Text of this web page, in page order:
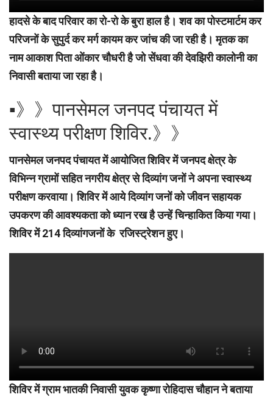
हादसे के बाद परिवार का रो-रो के बुरा हाल है। शव का पोस्टमार्टम कर
परिजनों के सुपुर्द कर मर्ग कायम कर जांच की जा रही है। मृतक का
नाम आकाश पिता ओंकार चौधरी है जो सेंधवा की देवझिरी कालोनी का
निवासी बताया जा रहा है।
▪︎》》पानसेमल जनपद पंचायत में
स्वास्थ्य परीक्षण शिविर.》》
पानसेमल जनपद पंचायत में आयोजित शिविर में जनपद क्षेत्र के
विभिन्न ग्रामों सहित नगरीय क्षेत्र से दिव्यांग जनों ने अपना स्वास्थ्य
परीक्षण करवाया। शिविर में आये दिव्यांग जनों को जीवन सहायक
उपकरण की आवश्यकता को ध्यान रख है उन्हें चिन्हाकित किया गया।
शिविर में 214 दिव्यांगजनों के रजिस्ट्रेशन हुए।
शिविर में ग्राम भातकी निवासी युवक कृष्णा रोहिदास चौहान ने बताया